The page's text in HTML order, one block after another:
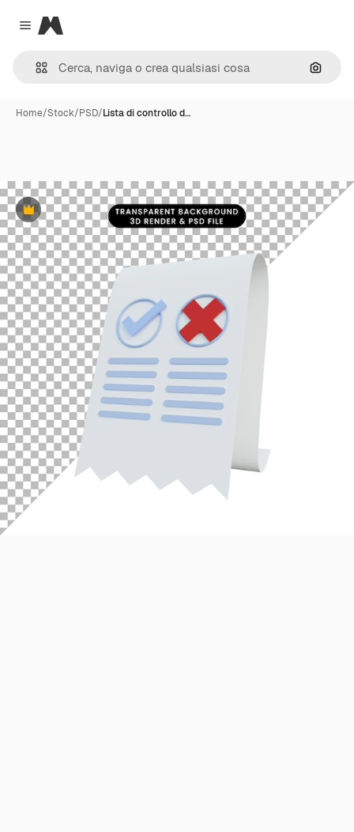
Close menu
Magnific
Cerca
Home/Stock/PSD/Lista di controllo d…
Premium